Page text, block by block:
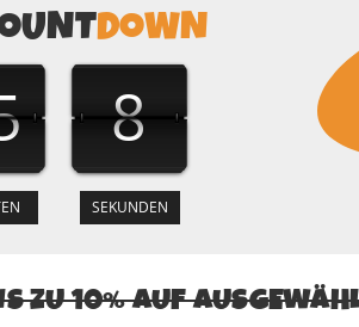
DOWN
8
ZU 10% AUF